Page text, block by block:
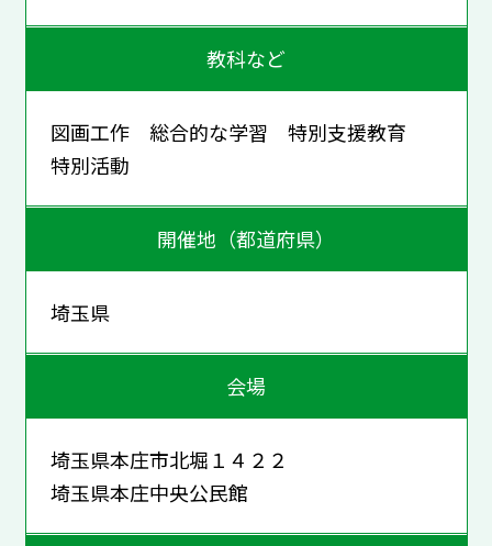
教科など
図画工作 総合的な学習 特別支援教育
特別活動
開催地（都道府県）
埼玉県
会場
埼玉県本庄市北堀１４２２
埼玉県本庄中央公民館